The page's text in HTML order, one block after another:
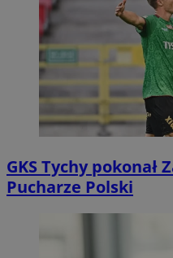
GKS Tychy pokonał
Pucharze Polski